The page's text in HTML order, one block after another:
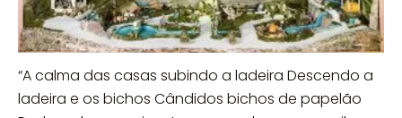
“A calma das casas subindo a ladeira Descendo a
ladeira e os bichos Cândidos bichos de papelão